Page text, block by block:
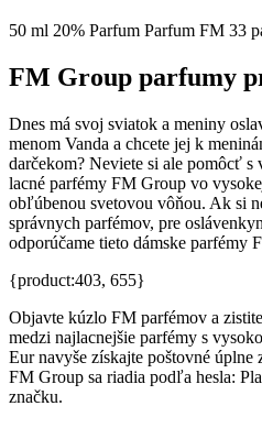
50 ml 20% Parfum Parfum FM 33
FM Group parfumy
Dnes má svoj sviatok a meniny
menom Vanda a chcete jej k
darčekom? Neviete si ale pomôcť s
lacné parfémy FM Group vo
obľúbenou svetovou vôňou. Ak si
správnych parfémov, pre
odporúčame tieto dámske parfémy
{product:403, 655}
Objavte kúzlo FM parfémov a
medzi najlacnejšie parfémy s
Eur navyše získajte poštovné úplne
FM Group sa riadia podľa hesla:
značku.